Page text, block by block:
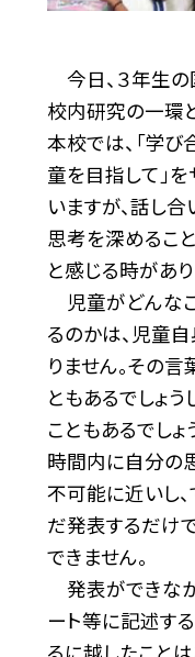
今日、３年生の
校内研究の一環
本校では、「学
童を目指して」
いますが、話し
思考を深めるこ
と感じる時があり
児童がどんな
るのかは、児童
りません。その
ともあるでしょ
こともあるでし
時間内に自分の
不可能に近いし
だ発表するだけ
できません。
発表ができな
ート等に記述す